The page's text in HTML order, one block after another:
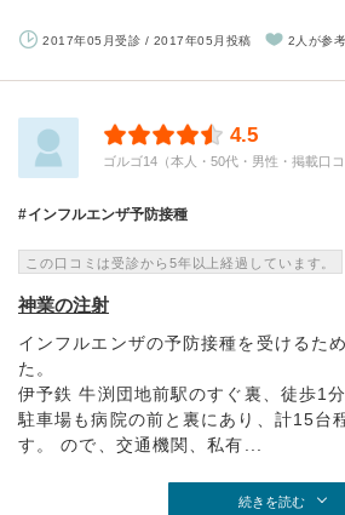
2017年05月受診 / 2017年05月投稿 2人が参
4.5
ゴルゴ14（本人・50代・男性・掲載口コ
インフルエンザ予防接種
この口コミは受診から5年以上経過しています。
神業の注射
インフルエンザの予防接種を受けるた
た。
伊予鉄 牛渕団地前駅のすぐ裏、徒歩1
駐車場も病院の前と裏にあり、計15台
す。 ので、交通機関、私有...
続きを読む